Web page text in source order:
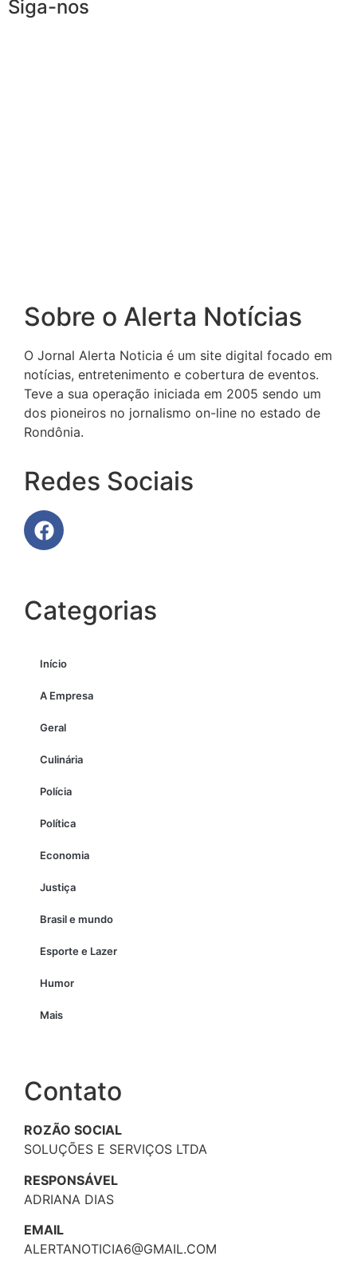
Siga-nos
Sobre o Alerta Notícias
O Jornal Alerta Noticia é um site digital focado em
notícias, entretenimento e cobertura de eventos.
Teve a sua operação iniciada em 2005 sendo um
dos pioneiros no jornalismo on-line no estado de
Rondônia.
Redes Sociais
Categorias
Início
A Empresa
Geral
Culinária
Polícia
Política
Economia
Justiça
Brasil e mundo
Esporte e Lazer
Humor
Mais
Contato
ROZÃO SOCIAL
SOLUÇÕES E SERVIÇOS LTDA
RESPONSÁVEL
ADRIANA DIAS
EMAIL
ALERTANOTICIA6@GMAIL.COM